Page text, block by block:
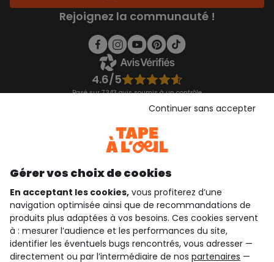
Rejoignez la communauté !
4.6/5
Basé sur 7 343 avis soumis à un contrôle
Consulter les CGU
qui sommes-nous ?
besoin d'aide ?
Gérer vos choix de cookies
En acceptant les cookies, vous profiterez d’une
navigation optimisée ainsi que de recommandations de
produits plus adaptées à vos besoins. Ces cookies servent
à : mesurer l’audience et les performances du site,
identifier les éventuels bugs rencontrés, vous adresser —
directement ou par l’intermédiaire de nos partenaires —
Continuer sans accepter